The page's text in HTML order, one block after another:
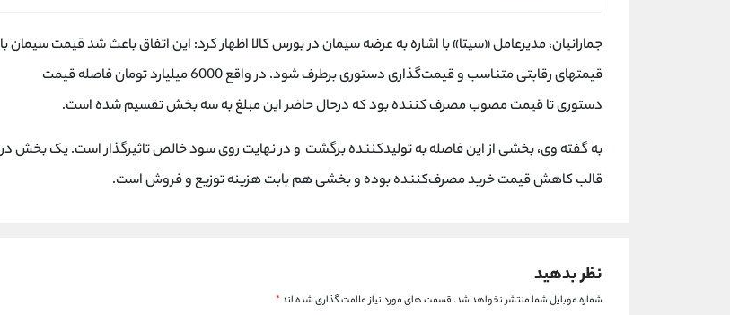
جمارانیان، مدیرعامل «سیتا» با اشاره به عرضه سیمان در بورس کالا اظهار کرد: این اتفاق باعث شد قیمت سیمان با
قیمتهای رقابتی متناسب و قیمت‌گذاری دستوری برطرف شود. در واقع 6000 میلیارد تومان فاصله قیمت
دستوری تا قیمت مصوب مصرف کننده بود که درحال حاضر این مبلغ به سه بخش تقسیم شده است.
به گفته وی، بخشی از این فاصله به تولیدکننده برگشت و در نهایت روی سود خالص تاثیرگذار است. یک بخش در
قالب کاهش قیمت خرید مصرف‌کننده بوده و بخشی هم بابت هزینه توزیع و فروش است.
نظر بدهید
شماره موبایل شما منتشر نخواهد شد.قسمت های مورد نیاز علامت گذاری شده اند*